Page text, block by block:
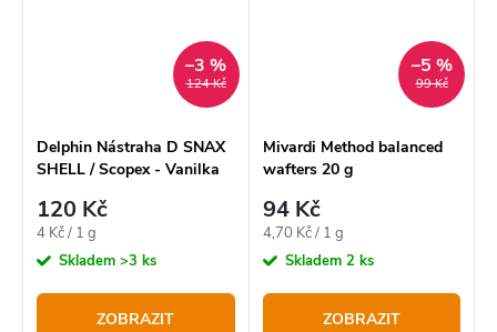
124 Kč
–3 %
Delphin Nástraha D SNAX
SHELL / Scopex - Vanilka
120 Kč
Měrná
cena:
4 Kč / 1 g
Skladem >3 ks
ZOBRAZIT
99 Kč
–5 %
Mivardi Method balanced
wafters 20 g
94 Kč
Měrná
cena:
4,70 Kč / 1 g
Skladem 2 ks
ZOBRAZIT